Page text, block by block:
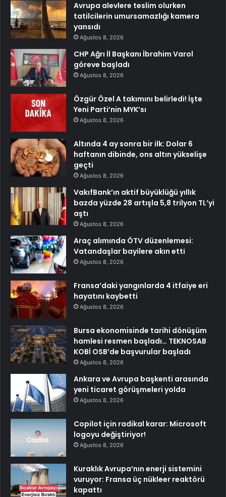
Avrupa alevlere teslim olurken
tatilcilerin umursamazlığı kamera
yansıdı
Ağustos 8, 2026
CHP Ağrı İl Başkanı İbrahim Varol
göreve başladı
Ağustos 8, 2026
Özgür Özel A takımını belirledi! İşte
Yeni Parti’nin MYK’sı
Ağustos 8, 2026
Altında 4 ay sonra bir ilk: Dolar 6
haftanın dibinde, ons altın yükselişe
geçti
Ağustos 8, 2026
VakıfBank’ın aktif büyüklüğü yıllık
bazda yüzde 28 artışla 5,8 trilyon TL’yi
aştı
Ağustos 8, 2026
Araç alımında ÖTV düzenlemesi:
Vatandaşlar bayilere akın etti
Ağustos 8, 2026
Fransa’daki yangınlarda 4 itfaiye eri
hayatını kaybetti
Ağustos 8, 2026
Bursa ekonomisinde tarihi dönüşüm
hamlesi resmen başladı… TEKNOSAB
KOBİ OSB’de başvurular başladı
Ağustos 8, 2026
Ankara ve Avrupa başkenti arasında
yeni ticaret görüşmeleri yolda
Ağustos 8, 2026
Copilot için radikal karar: Microsoft
logoyu değiştiriyor!
Ağustos 8, 2026
Kuraklık Avrupa’nın enerji sistemini
vuruyor: Fransa üç nükleer reaktörü
kapattı